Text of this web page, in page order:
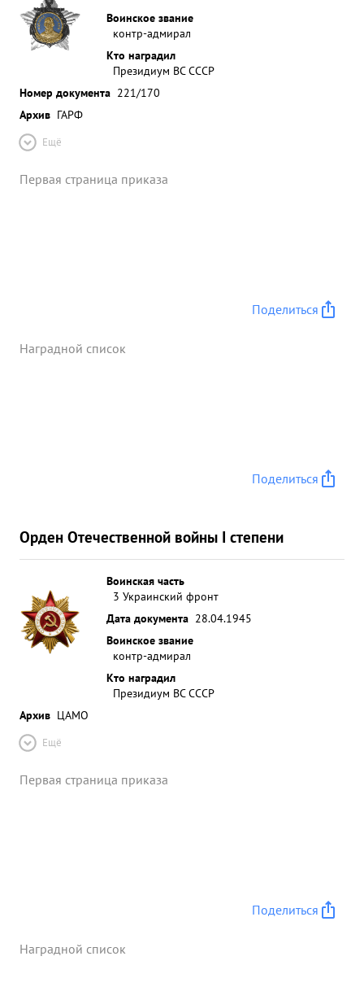
Воинское звание
контр-адмирал
Кто наградил
Президиум ВС СССР
Номер документа 221/170
Архив ГАРФ
Ещё
Первая страница приказа
Поделиться
Наградной список
Поделиться
Орден Отечественной войны I степени
Воинская часть
3 Украинский фронт
Дата документа 28.04.1945
Воинское звание
контр-адмирал
Кто наградил
Президиум ВС СССР
Архив ЦАМО
Ещё
Первая страница приказа
Поделиться
Наградной список